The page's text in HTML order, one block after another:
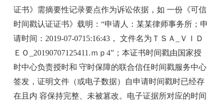
证书》需摘要性记录要点作为诉讼依据，如 一份《可信
时间戳认证证书》载明：“申请人：某某律师事务所；申
请时间：2019-07-0715:16:43， 文件名为ＴＳＡ_ＶＩＤ
ＥＯ_20190707125411.ｍｐ4”；本证书时间戳由国家授
时中心负责授时和 守时保障的联合信任时间戳服务中心
签发，证明文件（或电子数据）自申请时间戳时已经存
在且内 容保持完整、未被篡改。电子证据所对应的时间